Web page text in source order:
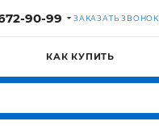
90-99 ЗАКАЗАТЬ ЗВОНОК
КАК КУПИТЬ